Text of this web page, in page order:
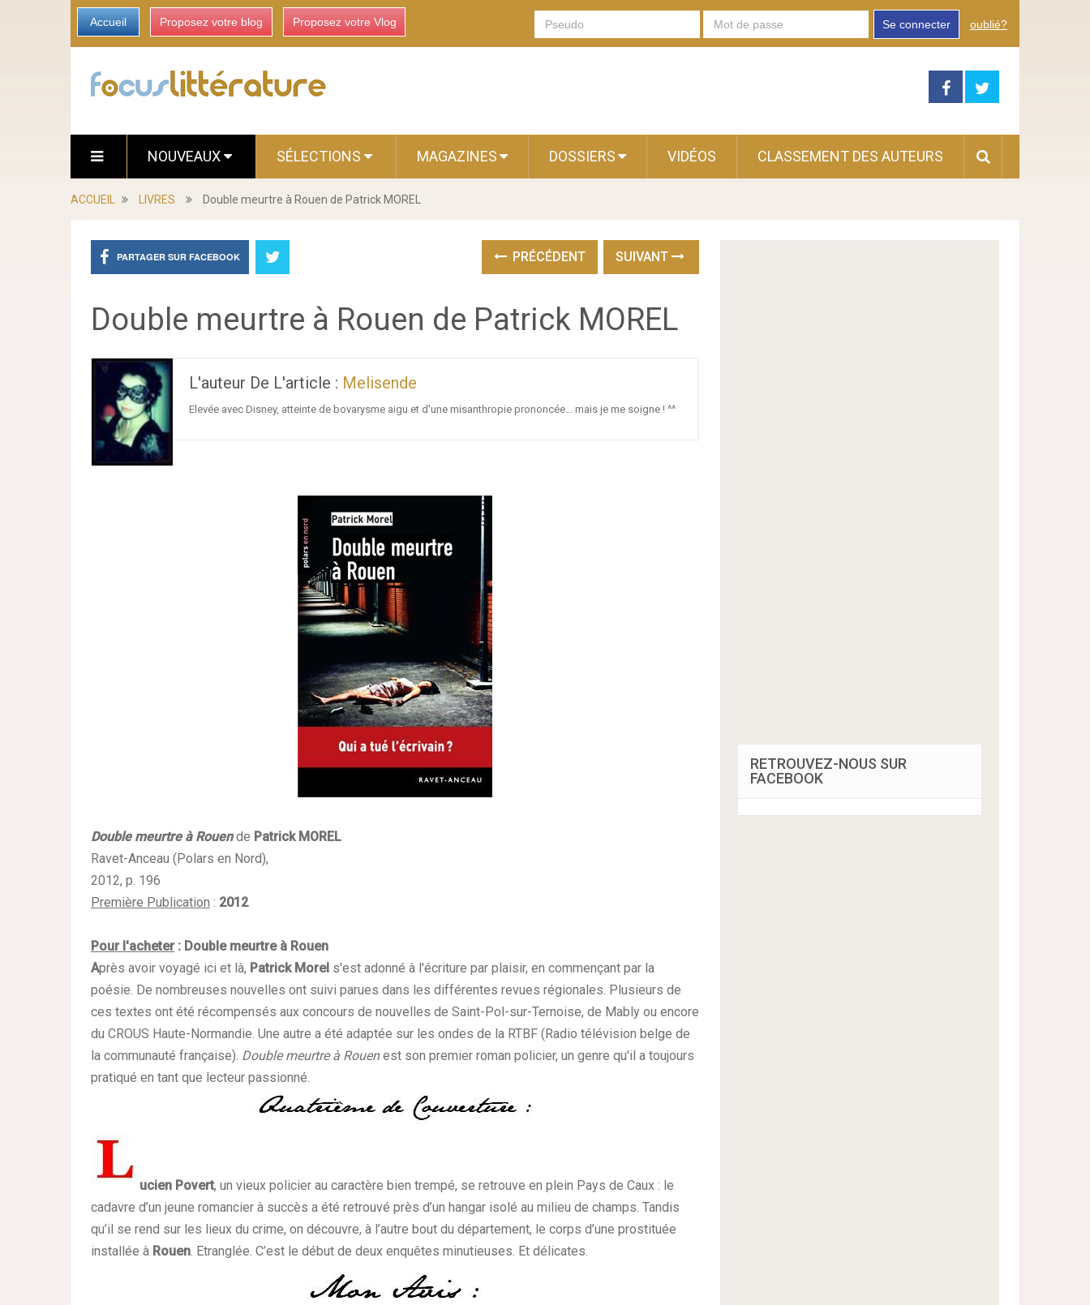
Accueil Proposez votre blog Proposez votre Vlog Se connecter oublié?
NOUVEAUX SÉLECTIONS MAGAZINES DOSSIERS VIDÉOS CLASSEMENT DES AUTEURS
ACCUEIL LIVRES Double meurtre à Rouen de Patrick MOREL
PARTAGER SUR FACEBOOK PRÉCÉDENT SUIVANT
Double meurtre à Rouen de Patrick MOREL
L'auteur De L'article : Melisende
Elevée avec Disney, atteinte de bovarysme aigu et d'une misanthropie prononcée... mais je me soigne ! ^^
Double meurtre à Rouen de Patrick MOREL
Ravet-Anceau (Polars en Nord),
2012, p. 196
Première Publication : 2012
Pour l'acheter : Double meurtre à Rouen
Après avoir voyagé ici et là, Patrick Morel s'est adonné à l'écriture par plaisir, en commençant par la
poésie. De nombreuses nouvelles ont suivi parues dans les différentes revues régionales. Plusieurs de
ces textes ont été récompensés aux concours de nouvelles de Saint-Pol-sur-Ternoise, de Mably ou encore
du CROUS Haute-Normandie. Une autre a été adaptée sur les ondes de la RTBF (Radio télévision belge de
la communauté française). Double meurtre à Rouenest son premier roman policier, un genre qu'il a toujours
pratiqué en tant que lecteur passionné.
ucien Povert, un vieux policier au caractère bien trempé, se retrouve en plein Pays de Caux : le
cadavre d’un jeune romancier à succès a été retrouvé près d’un hangar isolé au milieu de champs. Tandis
qu’il se rend sur les lieux du crime, on découvre, à l’autre bout du département, le corps d’une prostituée
installée à Rouen. Etranglée. C’est le début de deux enquêtes minutieuses. Et délicates.
RETROUVEZ-NOUS SUR
FACEBOOK